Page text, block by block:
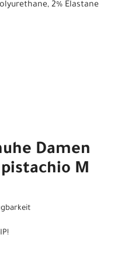
2% Elastane
Damen
pistachio M